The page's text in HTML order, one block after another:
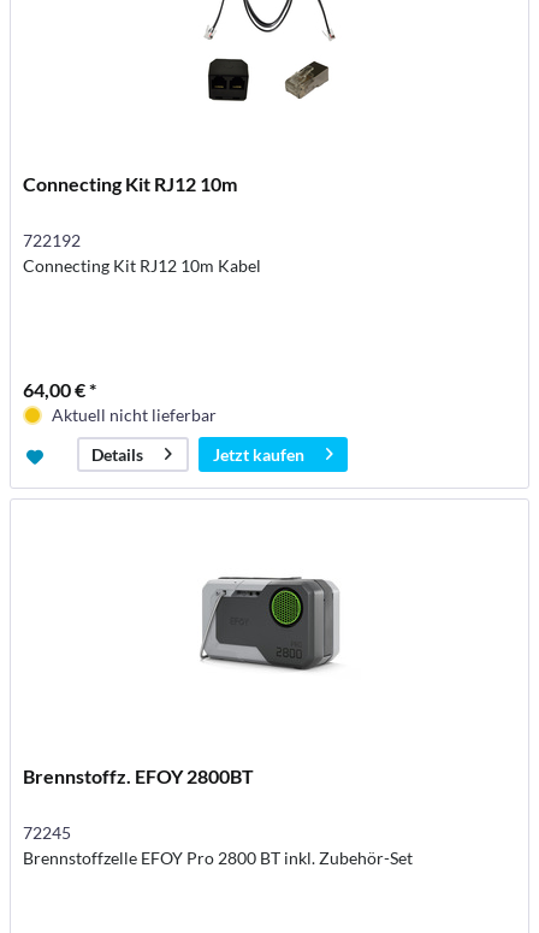
Connecting Kit RJ12 10m
722192
Connecting Kit RJ12 10m Kabel
64,00 € *
Aktuell nicht lieferbar
Details
Jetzt kaufen
Brennstoffz. EFOY 2800BT
72245
Brennstoffzelle EFOY Pro 2800 BT inkl. Zubehör-Set